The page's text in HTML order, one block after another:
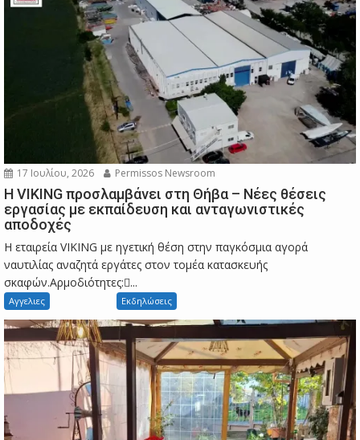
17 Ιουλίου, 2026 Permissos Newsroom
Η VIKING προσλαμβάνει στη Θήβα – Νέες θέσεις
εργασίας με εκπαίδευση και ανταγωνιστικές
αποδοχές
Η εταιρεία VIKING με ηγετική θέση στην παγκόσμια αγορά
ναυτιλίας αναζητά εργάτες στον τομέα κατασκευής
σκαφών.Αρμοδιότητες:...
Αγγελιες Εκδηλώσεις